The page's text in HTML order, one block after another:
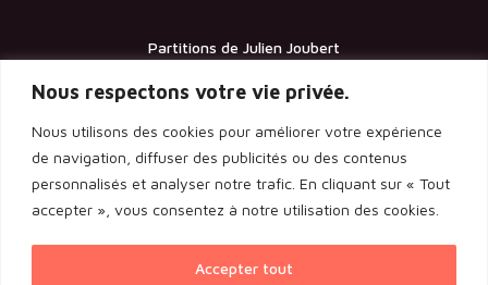
Nous respectons votre vie privée.
Nous utilisons des cookies pour améliorer votre expérience
de navigation, diffuser des publicités ou des contenus
personnalisés et analyser notre trafic. En cliquant sur « Tout
accepter », vous consentez à notre utilisation des cookies.
Accepter tout
Partitions de Julien Joubert
Documents
Les statuts de l’association
Licence d’entrepreneur de spectacle
Rapport de l’assemblée générale 2024